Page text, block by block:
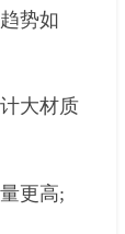
势如
大材质
更高;